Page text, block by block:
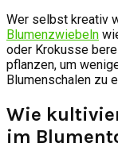
Wer selbst kreativ
Blumenzwiebeln
oder Krokusse
pflanzen, um
Blumenschalen zu
Wie
im